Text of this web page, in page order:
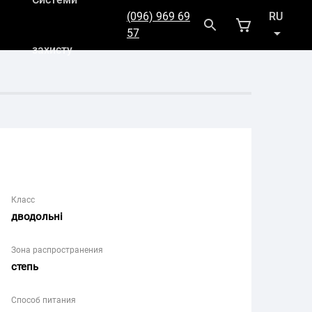
захисту
(096) 969 69
57
RU
UK
Класс
дводольні
Зона распространения
степь
Способ питания